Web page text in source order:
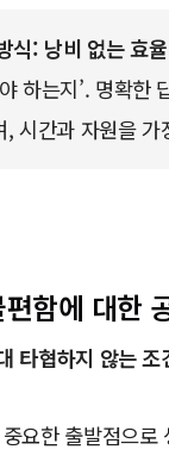
식: 낭비 없는 효율
하는지’. 명확
시간과 자원을
함에 대한
타협하지 않는
요한 출발점으